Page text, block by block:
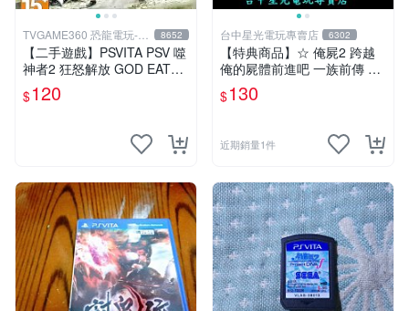
TVGAME360 恐龍電玩-台
中店
8652
【二手遊戲】PSVITA PSV 噬
神者2 狂怒解放 GOD EATER
2 RAGE BURST 日文版 台中
恐龍電玩
$120
台中星光電玩專賣店 6302
【特典商品】☆ 俺屍2 跨越
俺的屍體前進吧 一族前傳 漫
畫特輯 ☆全新品【不含遊戲
軟體】台中星光電玩
$130
近期銷量1件